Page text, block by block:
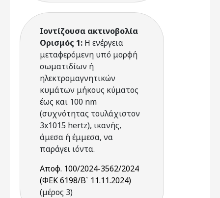
Ιοντίζουσα ακτινοβολία
Ορισμός 1: Η ενέργεια
μεταφερόμενη υπό μορφή
σωματιδίων ή
ηλεκτρομαγνητικών
κυμάτων μήκους κύματος
έως και 100 nm
(συχνότητας τουλάχιστον
3x1015 hertz), ικανής,
άμεσα ή έμμεσα, να
παράγει ιόντα.
Αποφ. 100/2024-3562/2024
(ΦΕΚ 6198/Β` 11.11.2024)
(μέρος 3)